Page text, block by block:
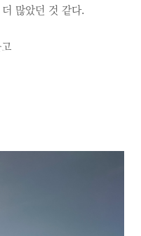
많았던 것 같다.